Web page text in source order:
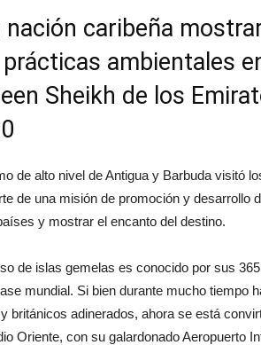
caribeña
ambientales
Sheikh de los
de alto nivel de Antigua y Barbuda visitó
de una misión de promoción y desarrollo
y mostrar el encanto del destino.
de islas gemelas es conocido por sus
mundial. Si bien durante mucho tiempo
británicos adinerados, ahora se está
Oriente, con su galardonado Aeropuerto